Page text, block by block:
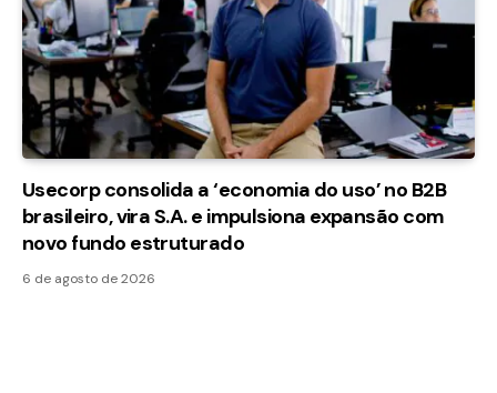
Usecorp consolida a ‘economia do uso’ no B2B
brasileiro, vira S.A. e impulsiona expansão com
novo fundo estruturado
6 de agosto de 2026